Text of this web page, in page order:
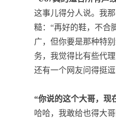
这事儿得分人说。我
糙：“再好的鞋，不合
广，但你要是那种特
务，我觉得比有些代
还有一个网友问得挺逗
“你说的这个大哥，现
哈哈，我敢给也得大